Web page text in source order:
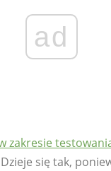
ad
zakresie
się tak,